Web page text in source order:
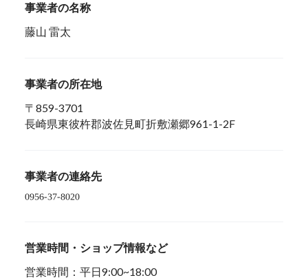
事業者の名称
藤山 雷太
事業者の所在地
〒859-3701
長崎県東彼杵郡波佐見町折敷瀬郷961-1-2F
事業者の連絡先
営業時間・ショップ情報など
営業時間：平日9:00~18:00